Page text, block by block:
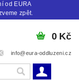
od EURA
zpět.
info@eura-oddluzeni.cz
0 Kč